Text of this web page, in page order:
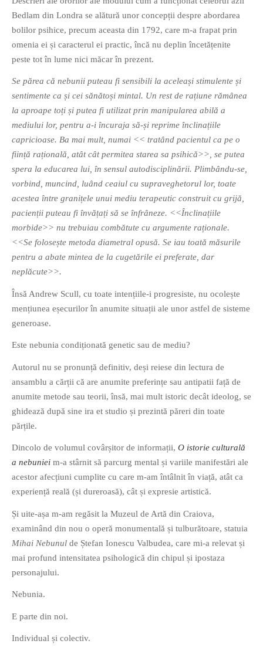
Bedlam din Londra se alătură unor concepții despre abordarea
bolilor psihice, precum aceasta din 1792, care m-a frapat prin
omenia ei și caracterul ei practic, încă nu deplin încetățenite
peste tot în lume nici măcar în prezent.
Se părea că nebunii puteau fi sensibili la aceleași stimulente și
sentimente ca și cei sănătoși mintal. Un rest de rațiune rămânea
la aproape toți și putea fi utilizat prin manipularea abilă a
mediului lor, pentru a-i încuraja să-și reprime înclinațiile
capricioase. Ba mai mult, numai << tratând pacientul ca pe o
ființă rațională, atât cât permitea starea sa psihică>>, se putea
spera la educarea lui, în sensul autodisciplinării. Plimbându-se,
vorbind, muncind, luând ceaiul cu supraveghetorul lor, toate
acestea între granițele unui mediu terapeutic construit cu grijă,
pacienții puteau fi învățați să se înfrâneze. <<Înclinațiile
morbide>> nu trebuiau combătute cu argumente raționale.
<<Se folosește metoda diametral opusă. Se iau toată măsurile
pentru a abate mintea de la cugetările ei preferate, dar
neplăcute>>.
Însă Andrew Scull, cu toate intențiile-i progresiste, nu ocolește
mențiunea eșecurilor în anumite situații ale unor astfel de sisteme
generoase.
Este nebunia condiționată genetic sau de mediu?
Autorul nu se pronunță definitiv, deși reiese din lectura de
ansamblu a cărții că are anumite preferințe sau antipatii față de
anumite metode sau teorii, însă, mai mult istoric decât ideolog, se
ghidează după sine ira et studio și prezintă păreri din toate
părțile.
Dincolo de volumul covârșitor de informații, O istorie culturală
a nebuniei m-a stârnit să parcurg mental și variile manifestări ale
acestor afecțiuni cumplite cu care m-am întâlnit în viață, atât ca
experiență reală (și dureroasă), cât și expresie artistică.
Și uite-așa m-am regăsit la Muzeul de Artă din Craiova,
examinând din nou o operă monumentală și tulburătoare, statuia
Mihai Nebunul de Ștefan Ionescu Valbudea, care mi-a relevat și
mai profund intensitatea psihologică din chipul și ipostaza
personajului.
Nebunia.
E parte din noi.
Individual și colectiv.